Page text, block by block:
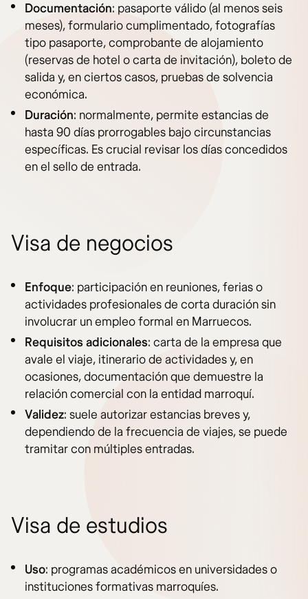
Documentación: pasaporte válido (al menos seis
meses), formulario cumplimentado, fotografías
tipo pasaporte, comprobante de alojamiento
(reservas de hotel o carta de invitación), boleto de
salida y, en ciertos casos, pruebas de solvencia
económica.
Duración: normalmente, permite estancias de
hasta 90 días prorrogables bajo circunstancias
específicas. Es crucial revisar los días concedidos
en el sello de entrada.
Visa de negocios
Enfoque: participación en reuniones, ferias o
actividades profesionales de corta duración sin
involucrar un empleo formal en Marruecos.
Requisitos adicionales: carta de la empresa que
avale el viaje, itinerario de actividades y, en
ocasiones, documentación que demuestre la
relación comercial con la entidad marroquí.
Validez: suele autorizar estancias breves y,
dependiendo de la frecuencia de viajes, se puede
tramitar con múltiples entradas.
Visa de estudios
Uso: programas académicos en universidades o
instituciones formativas marroquíes.